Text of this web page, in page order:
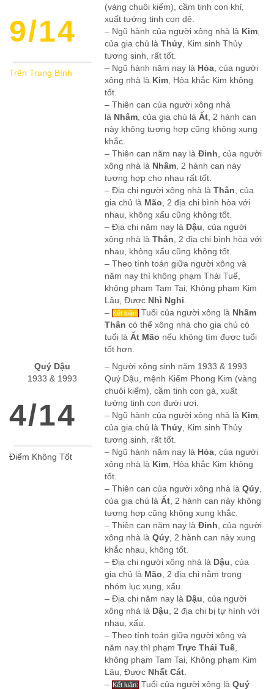
9/14
Trên Trung Bình
(vàng chuôi kiếm), cầm tinh con khỉ,
xuất tướng tinh con dê.
– Ngũ hành của người xông nhà là Kim
của gia chủ là Thủy , Kim sinh Thủy
tương sinh, rất tốt.
– Ngũ hành năm nay là Hỏa , của người
xông nhà là Kim , Hỏa khắc Kim không
tốt.
– Thiên can của người xông nhà
là Nhâm , của gia chủ là Ất , 2 hành can
này không tương hợp cũng không xung
khắc.
– Thiên can năm nay là Đinh , của người
xông nhà là Nhâm , 2 hành can này
tương hợp cho nhau rất tốt.
– Địa chi người xông nhà là Thân , của
gia chủ là Mão , 2 địa chi bình hòa với
nhau, không xấu cũng không tốt.
– Địa chi năm nay là Dậu , của người
xông nhà là Thân , 2 địa chi bình hòa với
nhau, không xấu cũng không tốt.
– Theo tính toán giữa người xông và
năm nay thì không phạm Thái Tuế,
không phạm Tam Tai, Không phạm Kim
Lâu, Được Nhì Nghi
– Kết luận: Tuổi của người xông là Nhâm
Thân có thể xông nhà cho gia chủ có
tuổi là Ất Mão nếu không tìm được tuổi
tốt hơn.
Quý Dậu
1933 & 1993
4/14
Điểm Không Tốt
– Người xông sinh năm 1933 & 1993
Quý Dậu, mệnh Kiếm Phong Kim (vàng
chuôi kiếm), cầm tinh con gà, xuất
tướng tinh con đười ươi.
– Ngũ hành của người xông nhà là Kim
của gia chủ là Thủy , Kim sinh Thủy
tương sinh, rất tốt.
– Ngũ hành năm nay là Hỏa , của người
xông nhà là Kim , Hỏa khắc Kim không
tốt.
– Thiên can của người xông nhà là Qúy
của gia chủ là Ất , 2 hành can này không
tương hợp cũng không xung khắc.
– Thiên can năm nay là Đinh , của người
xông nhà là Qúy , 2 hành can này xung
khắc nhau, không tốt.
– Địa chi người xông nhà là Dậu , của
gia chủ là Mão , 2 địa chi nằm trong
nhóm lục xung, xấu.
– Địa chi năm nay là Dậu , của người
xông nhà là Dậu , 2 địa chi bị tự hình với
nhau, xấu.
– Theo tính toán giữa người xông và
năm nay thì phạm Trực Thái Tuế
không phạm Tam Tai, Không phạm Kim
Lâu, Được Nhất Cát
– Kết luận: Tuổi của người xông là Quý